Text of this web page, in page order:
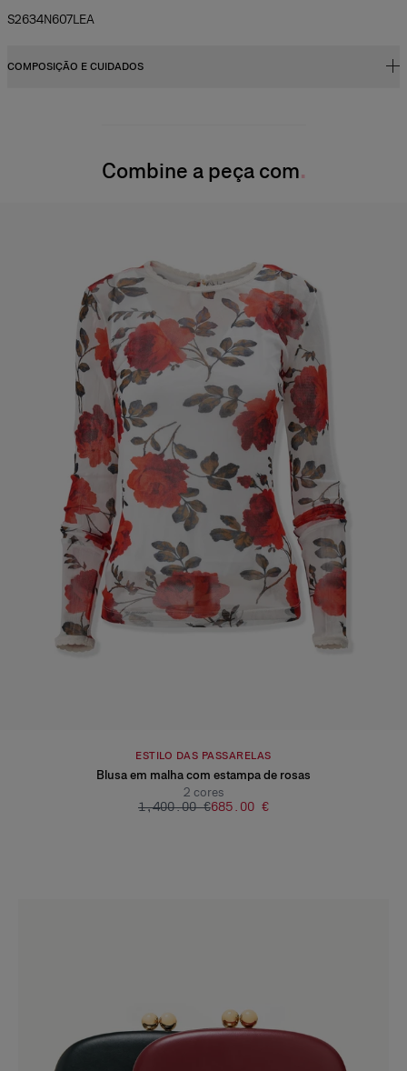
S2634N607LEA
COMPOSIÇÃO E CUIDADOS
Somente limpeza de manchas pontuais
Combine a peça com
ESTILO DAS PASSARELAS
Blusa em malha com estampa de rosas
2 cores
‌1,400.00 €‌685.00 €